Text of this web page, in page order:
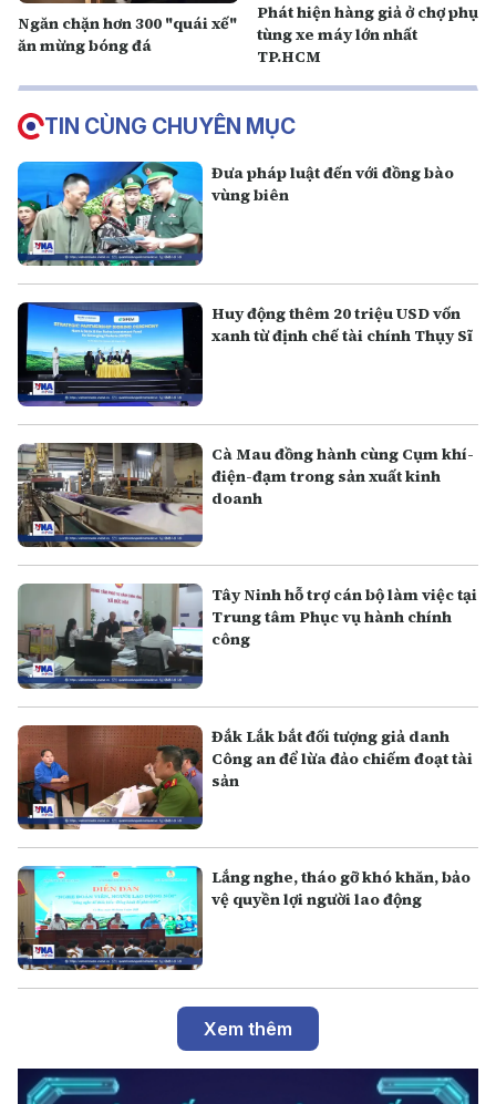
Ngăn chặn hơn 300 "quái xế"
ăn mừng bóng đá
Phát hiện hàng giả ở chợ phụ
tùng xe máy lớn nhất
TP.HCM
TIN CÙNG CHUYÊN MỤC
Đưa pháp luật đến với đồng bào
vùng biên
Huy động thêm 20 triệu USD vốn
xanh từ định chế tài chính Thụy Sĩ
Cà Mau đồng hành cùng Cụm khí-
điện-đạm trong sản xuất kinh
doanh
Tây Ninh hỗ trợ cán bộ làm việc tại
Trung tâm Phục vụ hành chính
công
Đắk Lắk bắt đối tượng giả danh
Công an để lừa đảo chiếm đoạt tài
sản
Lắng nghe, tháo gỡ khó khăn, bảo
vệ quyền lợi người lao động
Xem thêm